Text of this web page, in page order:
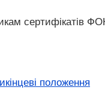
сертифікатів
положення